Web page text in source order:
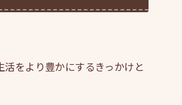
をより豊かにするきっかけと